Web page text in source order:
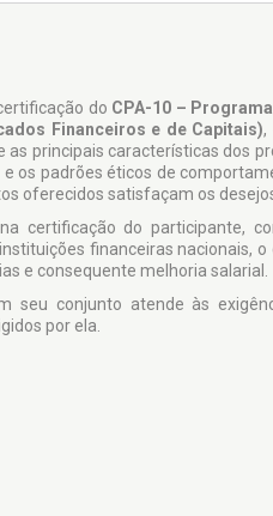
do CPA-10 –
Financeiros e de Capitais),
principais características dos
os padrões éticos de
oferecidos satisfaçam os
certificação do par­ticipante,
financeiras nacionais,
e consequente melhoria salarial.
seu conjunto atende às
por ela.